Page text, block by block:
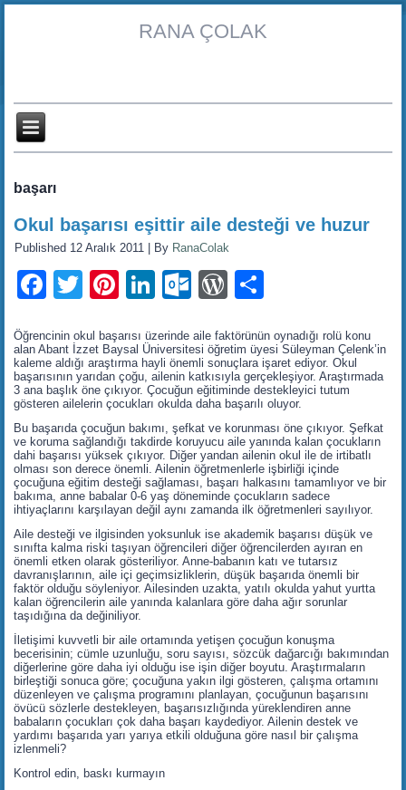
RANA ÇOLAK
başarı
Okul başarısı eşittir aile desteği ve huzur
Published 12 Aralık 2011 By RanaColak
Facebook
TwitterPinterest
LinkedIn
Outlook.com
WordPress
Öğrencinin okul başarısı üzerinde aile faktörünün oynadığı rolü konu
alan Abant İzzet Baysal Üniversitesi öğretim üyesi Süleyman Çelenk’in
kaleme aldığı araştırma hayli önemli sonuçlara işaret ediyor. Okul
başarısının yarıdan çoğu, ailenin katkısıyla gerçekleşiyor. Araştırmada
3 ana başlık öne çıkıyor. Çocuğun eğitiminde destekleyici tutum
gösteren ailelerin çocukları okulda daha başarılı oluyor.
Bu başarıda çocuğun bakımı, şefkat ve korunması öne çıkıyor. Şefkat
ve koruma sağlandığı takdirde koruyucu aile yanında kalan çocukların
dahi başarısı yüksek çıkıyor. Diğer yandan ailenin okul ile de irtibatlı
olması son derece önemli. Ailenin öğretmenlerle işbirliği içinde
çocuğuna eğitim desteği sağlaması, başarı halkasını tamamlıyor ve bir
bakıma, anne babalar 0-6 yaş döneminde çocukların sadece
ihtiyaçlarını karşılayan değil aynı zamanda ilk öğretmenleri sayılıyor.
Aile desteği ve ilgisinden yoksunluk ise akademik başarısı düşük ve
sınıfta kalma riski taşıyan öğrencileri diğer öğrencilerden ayıran en
önemli etken olarak gösteriliyor. Anne-babanın katı ve tutarsız
davranışlarının, aile içi geçimsizliklerin, düşük başarıda önemli bir
faktör olduğu söyleniyor. Ailesinden uzakta, yatılı okulda yahut yurtta
kalan öğrencilerin aile yanında kalanlara göre daha ağır sorunlar
taşıdığına da değiniliyor.
İletişimi kuvvetli bir aile ortamında yetişen çocuğun konuşma
becerisinin; cümle uzunluğu, soru sayısı, sözcük dağarcığı bakımından
diğerlerine göre daha iyi olduğu ise işin diğer boyutu. Araştırmaların
birleştiği sonuca göre; çocuğuna yakın ilgi gösteren, çalışma ortamını
düzenleyen ve çalışma programını planlayan, çocuğunun başarısını
övücü sözlerle destekleyen, başarısızlığında yüreklendiren anne
babaların çocukları çok daha başarı kaydediyor. Ailenin destek ve
yardımı başarıda yarı yarıya etkili olduğuna göre nasıl bir çalışma
izlenmeli?
Kontrol edin, baskı kurmayın